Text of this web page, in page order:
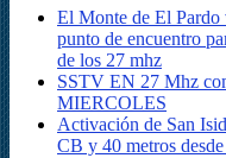
El Monte de El Pardo
punto de encuentro
de los 27 mhz
SSTV EN 27 Mhz
MIERCOLES
Activación de San
CB y 40 metros